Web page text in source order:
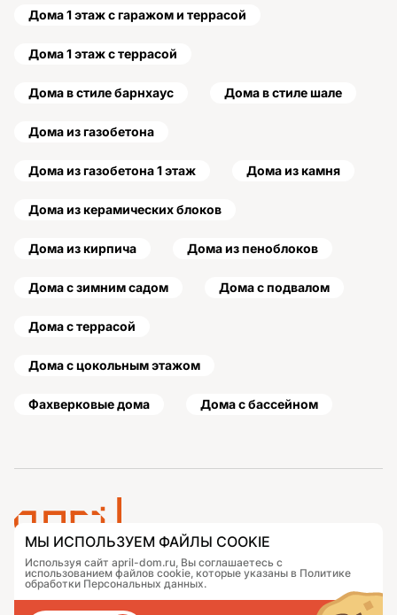
Дома 1 этаж с гаражом и террасой
Дома 1 этаж с террасой
Дома в стиле барнхаус Дома в стиле шале
Дома из газобетона
Дома из газобетона 1 этаж Дома из камня
Дома из керамических блоков
Дома из кирпича Дома из пеноблоков
Дома с зимним садом Дома с подвалом
Дома с террасой
Дома с цокольным этажом
Фахверковые дома Дома с бассейном
Проекты
Подобрать дом
Портфолио
Контакты
Журнал
Как заказать
МЫ ИСПОЛЬЗУЕМ ФАЙЛЫ COOKIE
Используя сайт april-dom.ru, Вы соглашаетесь с
использованием файлов cookie, которые указаны в Политике
обработки Персональных данных.